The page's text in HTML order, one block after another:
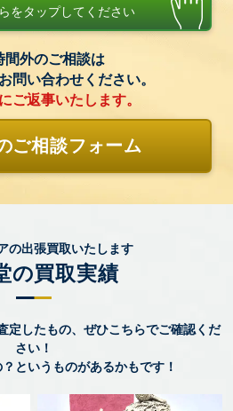
をタップしてください
間外のご相談は
問い合わせください。
ご返事いたします。
ご相談フォーム
の出張買取いたします
の買取実績
定したもの、ぜひこちらでご確認くだ
さい！
というものがあるかもです！